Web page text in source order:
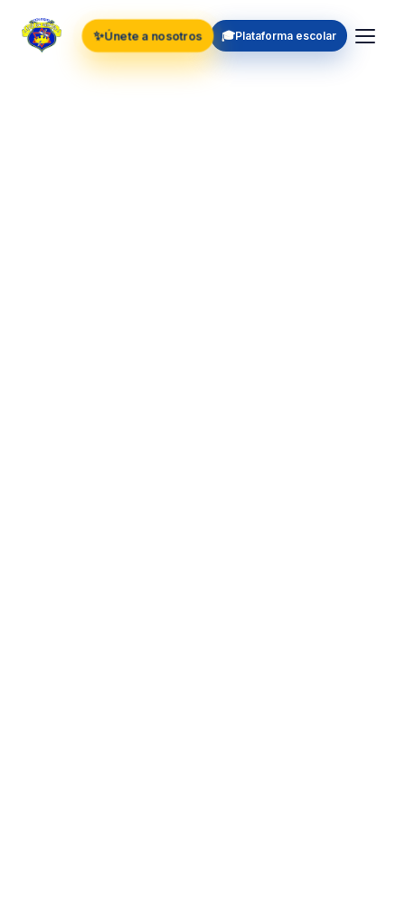
✨Únete a nosotros 🎓Plataforma escolar